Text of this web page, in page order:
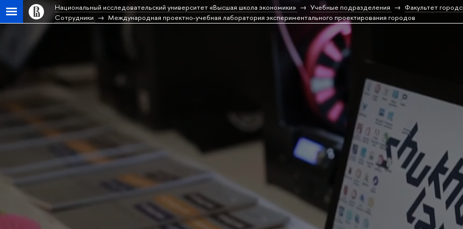
Национальный исследовательский университет «Высшая школа экономики» Учебные подразделения
Факультет
Сотрудники
Международная проектно-учебная лаборатория экспериментального проектирования городов